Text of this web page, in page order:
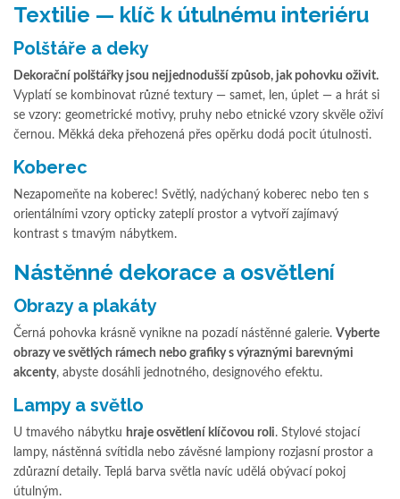
Textilie — klíč k útulnému interiéru
Polštáře a deky
Dekorační polštářky jsou nejjednodušší způsob, jak pohovku oživit.
Vyplatí se kombinovat různé textury — samet, len, úplet — a hrát si
se vzory: geometrické motivy, pruhy nebo etnické vzory skvěle oživí
černou. Měkká deka přehozená přes opěrku dodá pocit útulnosti.
Koberec
Nezapomeňte na koberec! Světlý, nadýchaný koberec nebo ten s
orientálními vzory opticky zateplí prostor a vytvoří zajímavý
kontrast s tmavým nábytkem.
Nástěnné dekorace a osvětlení
Obrazy a plakáty
Černá pohovka krásně vynikne na pozadí nástěnné galerie. Vyberte
obrazy ve světlých rámech nebo grafiky s výraznými barevnými
akcenty, abyste dosáhli jednotného, designového efektu.
Lampy a světlo
U tmavého nábytku hraje osvětlení klíčovou roli. Stylové stojací
lampy, nástěnná svítidla nebo závěsné lampiony rozjasní prostor a
zdůrazní detaily. Teplá barva světla navíc udělá obývací pokoj
útulným.